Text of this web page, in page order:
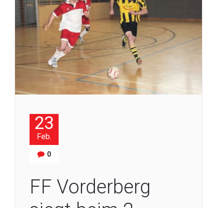
23
Feb.
0
FF Vorderberg